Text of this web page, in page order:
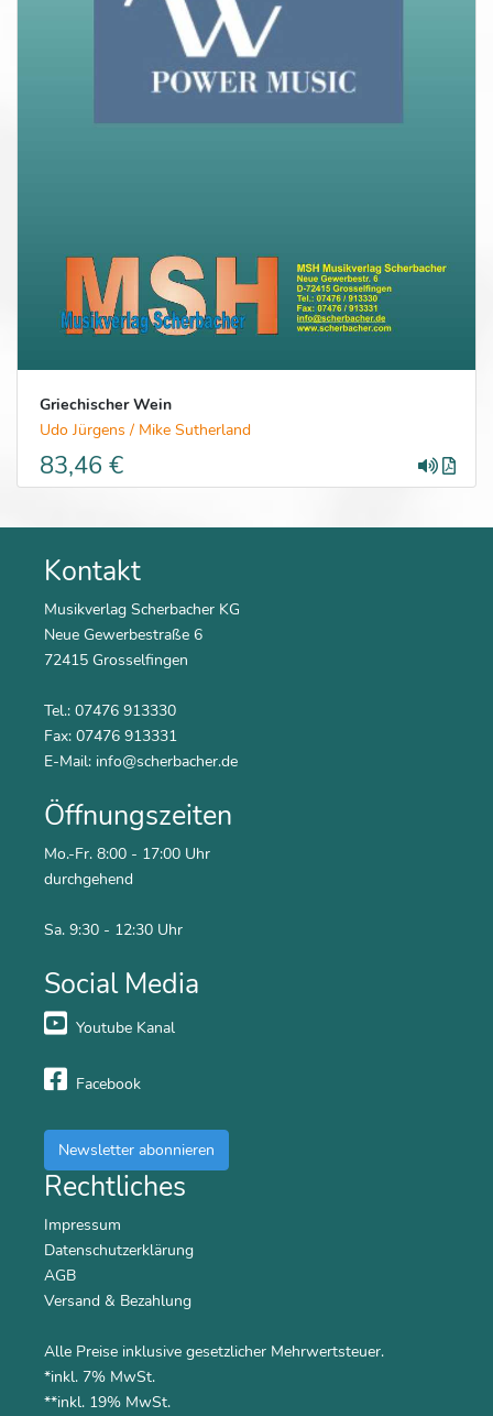
Griechischer Wein
Udo Jürgens / Mike Sutherland
83,46 €
Kontakt
Musikverlag Scherbacher KG
Neue Gewerbestraße 6
72415 Grosselfingen
Tel.: 07476 913330
Fax: 07476 913331
E-Mail: info@scherbacher.de
Öffnungszeiten
Mo.-Fr. 8:00 - 17:00 Uhr
durchgehend
Sa. 9:30 - 12:30 Uhr
Social Media
Youtube Kanal
Facebook
Newsletter abonnieren
Rechtliches
Impressum
Datenschutzerklärung
AGB
Versand & Bezahlung
Alle Preise inklusive gesetzlicher Mehrwertsteuer.
*inkl. 7% MwSt.
**inkl. 19% MwSt.